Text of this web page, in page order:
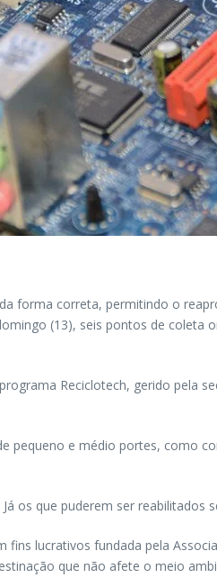
forma correta, permitindo o
(13), seis pontos de
Reciclotech, gerido pela
pequeno e médio portes, como
os que puderem ser reabilitados
lucrativos fundada pela
que não afete o meio